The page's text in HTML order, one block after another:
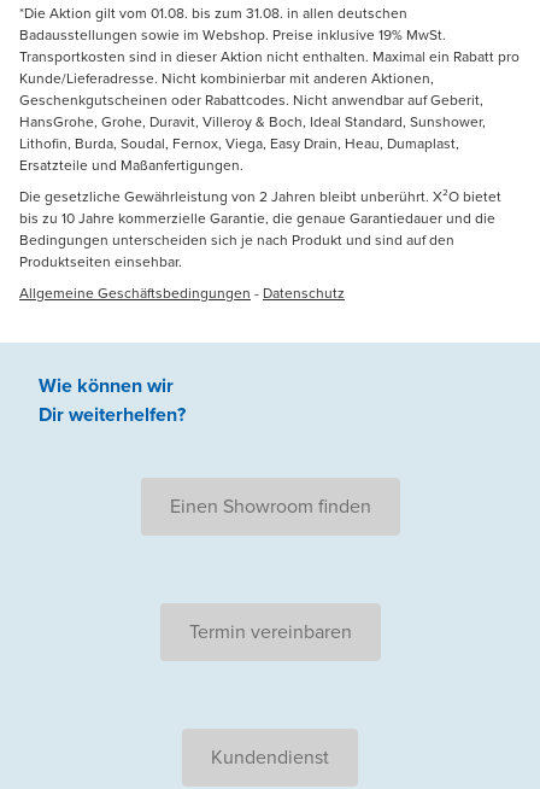
*Die Aktion gilt vom 01.08. bis zum 31.08. in allen deutschen
Badausstellungen sowie im Webshop. Preise inklusive 19% MwSt.
Transportkosten sind in dieser Aktion nicht enthalten. Maximal ein Rabatt pro
Kunde/Lieferadresse. Nicht kombinierbar mit anderen Aktionen,
Geschenkgutscheinen oder Rabattcodes. Nicht anwendbar auf Geberit,
HansGrohe, Grohe, Duravit, Villeroy & Boch, Ideal Standard, Sunshower,
Lithofin, Burda, Soudal, Fernox, Viega, Easy Drain, Heau, Dumaplast,
Ersatzteile und Maßanfertigungen.
Die gesetzliche Gewährleistung von 2 Jahren bleibt unberührt. X²O bietet
bis zu 10 Jahre kommerzielle Garantie, die genaue Garantiedauer und die
Bedingungen unterscheiden sich je nach Produkt und sind auf den
Produktseiten einsehbar.
Allgemeine Geschäftsbedingungen - Datenschutz
Wie können wir
Dir weiterhelfen?
Einen Showroom finden
Termin vereinbaren
Kundendienst